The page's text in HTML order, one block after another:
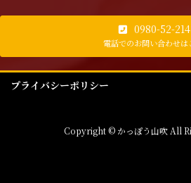
0980-52-
電話でのお問い合わせは
プライバシーポリシー
Copyright © かっぽう山吹 All